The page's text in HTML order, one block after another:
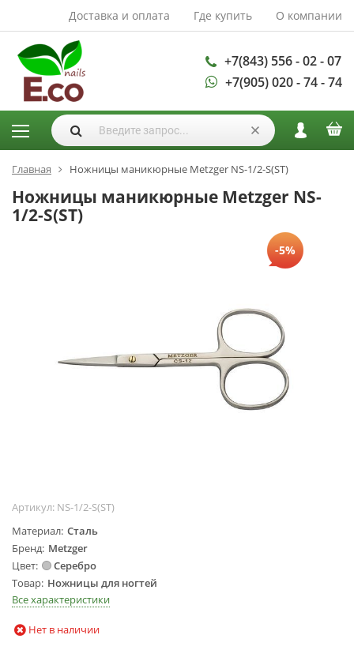
Доставка и оплата Где купить О компании
+7(843) 556 - 02 - 07
+7(905) 020 - 74 - 74
АКСЕССУАРЫ И
РАСХОДНЫЕ
МАТЕРИАЛЫ
Аксессуары
Запасные
лампы
Кисти
Одноразовая
Пилки
Жидкости для
Аппараты для
маникюра и
педикюра
Инструменты
Лампа-лупа
Главная Ножницы маникюрные Metzger NS-1/2-S(ST)
Ножницы маникюрные Metzger NS-
1/2-S(ST)
-5%
Артикул: NS-1/2-S(ST)
Материал Сталь
Бренд Metzger
Цвет
Серебро
Товар Ножницы для ногтей
Все характеристики
Нет в наличии